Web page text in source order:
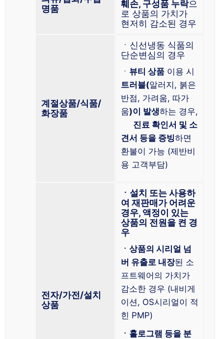
명품
훼손, 구성품 누락으
로 상품의 가치가
현저히 감소된 경우
계절상품/식품/
화장품
ㆍ신선냉동 식품의
단순변심의 경우
ㆍ 뷰티 상품 이용 시
트러블(알러지, 붉은
반점, 가려움, 따가
움)이 발생하는 경우,
진료 확인서 및 소
견서 등을 증빙하면
환불이 가능 (제반비
용 고객부담)
전자/가전/설치
상품
ㆍ설치 또는 사용하
여 재판매가 어려운
경우, 액정이 있는
상품의 전원을 켠 경
우
ㆍ상품의 시리얼 넘
버 유출로 내장된 소
프트웨어의 가치가
감소한 경우 (내비게
이션, OS시리얼이 적
힌 PMP)
ㆍ홀로그램 등을 분